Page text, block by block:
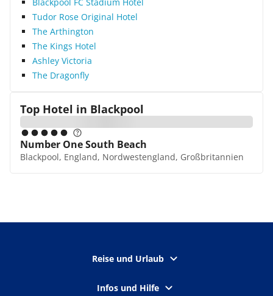
Tudor Rose Original Hotel
The Arthington
The Kings Hotel
Ashley Victoria
The Dragonfly
Top Hotel in Blackpool
Number One South Beach
Blackpool, England, Nordwestengland, Großbritannien
Reise und Urlaub
Infos und Hilfe